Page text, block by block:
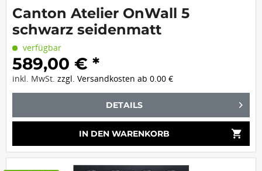
Canton Atelier OnWall 5
schwarz seidenmatt
verfügbar
589,00 € *
inkl. MwSt.zzgl. Versandkosten ab 0.00 €
DETAILS
IN DEN WARENKORB shopping_cart